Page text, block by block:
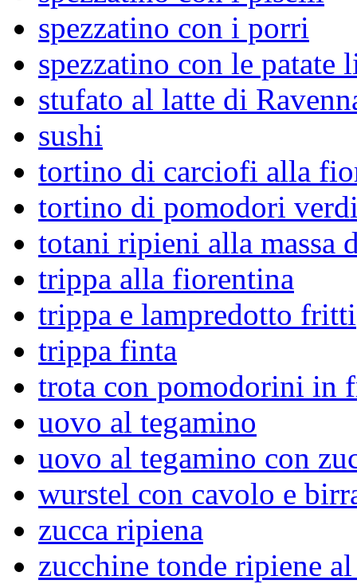
spezzatino con i porri
spezzatino con le patate
stufato al latte di
sushi
tortino di carciofi alla
tortino di pomodori
totani ripieni alla massa
trippa alla fiorentina
trippa e lampredotto fritti
trippa finta
trota con pomodorini in
uovo al tegamino
uovo al tegamino con
wurstel con cavolo e
zucca ripiena
zucchine tonde ripiene